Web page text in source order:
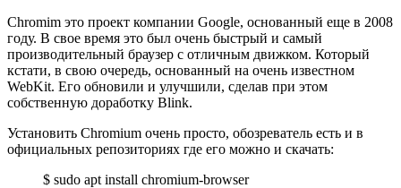
Chromim это проект компании Google, основанный еще в 2008
году. В свое время это был очень быстрый и самый
производительный браузер с отличным движком. Который
кстати, в свою очередь, основанный на очень известном
WebKit. Его обновили и улучшили, сделав при этом
собственную доработку Blink.
Установить Chromium очень просто, обозреватель есть и в
официальных репозиториях где его можно и скачать:
$ sudo apt install chromium-browser